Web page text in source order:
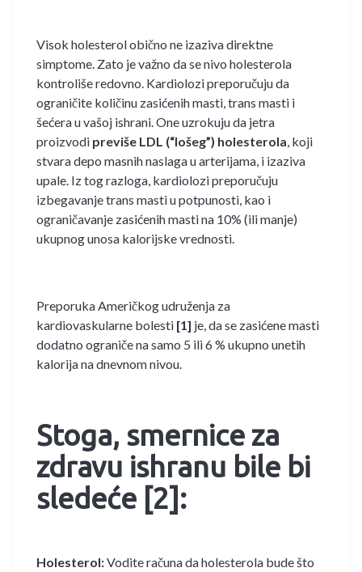
Visok holesterol obično ne izaziva direktne
simptome. Zato je važno da se nivo holesterola
kontroliše redovno. Kardiolozi preporučuju da
ograničite količinu zasićenih masti, trans masti i
šećera u vašoj ishrani. One uzrokuju da jetra
proizvodi previše LDL (“lošeg”) holesterola, koji
stvara depo masnih naslaga u arterijama, i izaziva
upale. Iz tog razloga, kardiolozi preporučuju
izbegavanje trans masti u potpunosti, kao i
ograničavanje zasićenih masti na 10% (ili manje)
ukupnog unosa kalorijske vrednosti.
Preporuka Američkog udruženja za
kardiovaskularne bolesti [1] je, da se zasićene masti
dodatno ograniče na samo 5 ili 6 % ukupno unetih
kalorija na dnevnom nivou.
Stoga, smernice za
zdravu ishranu bile bi
sledeće [2] :
Holesterol:Vodite računa da holesterola bude što